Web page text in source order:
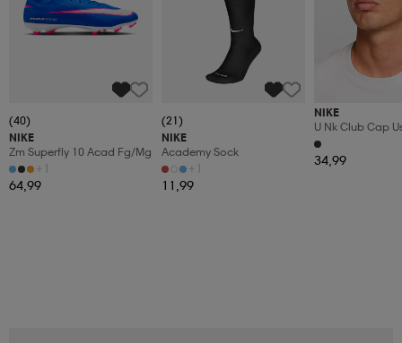
(40)
NIKE
Zm Superfly 10 Acad Fg/mg
+1
64,99
(21)
NIKE
Academy Sock
+1
11,99
NIKE
U Nk Club Cap
34,99